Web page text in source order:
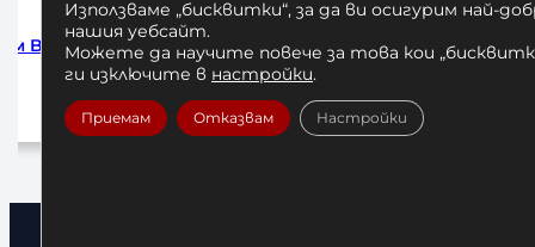
Venum Black 2.5м
/ 19,56 лв.
количката
БИНТОВЕ ЗА БОКС VENUM
HADWRAPS 250 cm BLUE
10,00€/ 19,56 лв.
Добавяне в количката
Използваме „бисквитки“, за да ви осигурим най-
нашия уебсайт.
Можете да научите повече за това кои
ги изключите в настройки.
Приемам Отказвам Настройки